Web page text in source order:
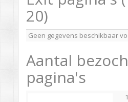
20)
Geen gegevens beschikbaar
Aantal
pagina's